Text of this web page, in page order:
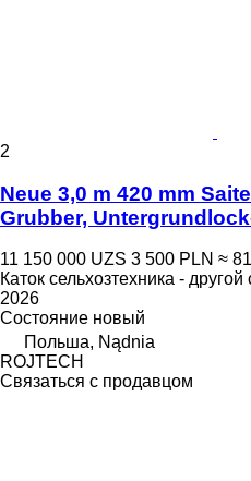
2
Neue 3,0 m 420 mm
Grubber,
11 150 000 UZS 3 500 PLN ≈
Каток сельхозтехника -
2026
Состояние новый
Польша, Nądnia
ROJTECH
Связаться с продавцом